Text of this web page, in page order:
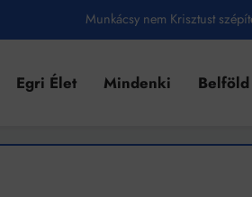
Munkácsy nem Krisztust
Amikor a Tetris
Egri Élet Mindenki Belföld